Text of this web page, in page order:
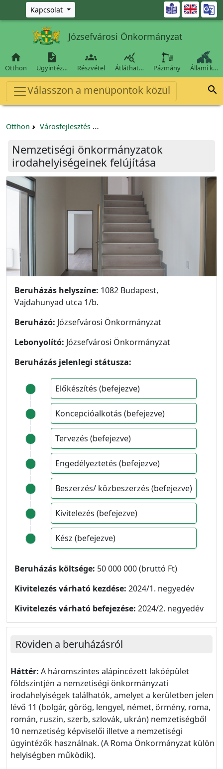
Ugrás a fő tartalomra
Kapcsolat 
Józsefvárosi Önkormányzat

Otthon

Ügyintéz…

Részvétel

Átláthat… Pázmány Állami k…
Válasszon a menüpontok közül 
Otthon Városfejlesztés
Nemzetiségi önkormányzatok
irodahelyiségeinek felújítása
Beruházás helyszíne: 1082 Budapest,
Vajdahunyad utca 1/b.
Beruházó: Józsefvárosi Önkormányzat
Lebonyolító: Józsefvárosi Önkormányzat
Beruházás jelenlegi státusza:
Előkészítés (befejezve)
Koncepcióalkotás (befejezve)
Tervezés (befejezve)
Engedélyeztetés (befejezve)
Beszerzés/ közbeszerzés (befejezve)
Kivitelezés (befejezve)
Kész (befejezve)
Beruházás költsége: 50 000 000 (bruttó Ft)
Kivitelezés várható kezdése: 2024/1. negyedév
Kivitelezés várható befejezése: 2024/2. negyedév
Röviden a beruházásról
Háttér: A háromszintes alápincézett lakóépület
földszintjén a nemzetiségi önkormányzati
irodahelyiségek találhatók, amelyet a kerületben jelen
lévő 11 (bolgár, görög, lengyel, német, örmény, roma,
román, ruszin, szerb, szlovák, ukrán) nemzetiségből
10 nemzetiség képviselői illetve a nemzetiségi
ügyintézők használnak. (A Roma Önkormányzat külön
helyiségben működik).